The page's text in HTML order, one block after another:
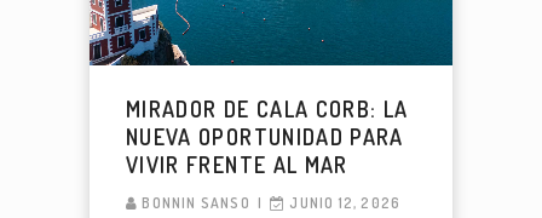
MIRADOR DE CALA CORB: LA
NUEVA OPORTUNIDAD PARA
VIVIR FRENTE AL MAR
BONNIN SANSO JUNIO 12, 2026